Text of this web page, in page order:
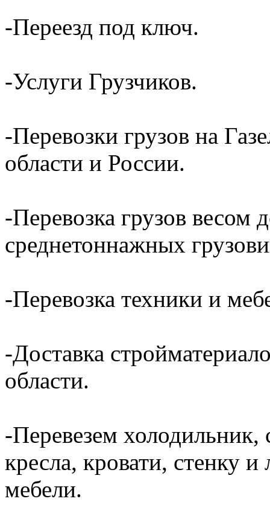
-Переезд под ключ.
-Услуги Грузчиков.
-Перевозки грузов на
области и России.
-Перевозка грузов весом
среднетоннажных
-Перевозка техники и
-Доставка
области.
-Перевезем
кресла, кровати, стенку
мебели.